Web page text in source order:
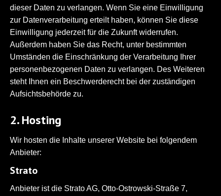
dieser Daten zu verlangen. Wenn Sie eine Einwilligung
zur Datenverarbeitung erteilt haben, können Sie diese
Einwilligung jederzeit für die Zukunft widerrufen.
Außerdem haben Sie das Recht, unter bestimmten
Umständen die Einschränkung der Verarbeitung Ihrer
personenbezogenen Daten zu verlangen. Des Weiteren
steht Ihnen ein Beschwerderecht bei der zuständigen
Aufsichtsbehörde zu.
2. Hosting
Wir hosten die Inhalte unserer Website bei folgendem
Anbieter:
Strato
Anbieter ist die Strato AG, Otto-Ostrowski-Straße 7,